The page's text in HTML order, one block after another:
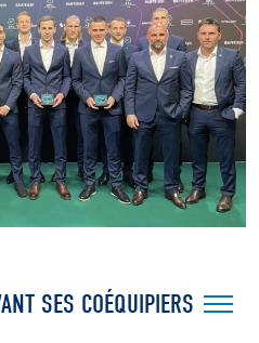
SES COÉQUIPIERS